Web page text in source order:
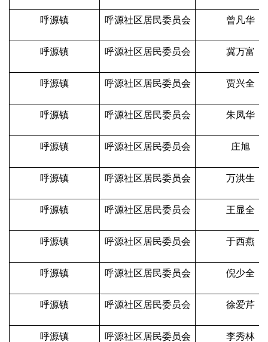
呼源镇 呼源社区居民委员会 曾凡华
呼源镇 呼源社区居民委员会 冀万富
呼源镇 呼源社区居民委员会 贾兴全
呼源镇 呼源社区居民委员会 朱凤华
呼源镇 呼源社区居民委员会 庄旭
呼源镇 呼源社区居民委员会 万洪生
呼源镇 呼源社区居民委员会 王显全
呼源镇 呼源社区居民委员会 于西燕
呼源镇 呼源社区居民委员会 倪少全
呼源镇 呼源社区居民委员会 徐爱芹
呼源镇 呼源社区居民委员会 李秀林